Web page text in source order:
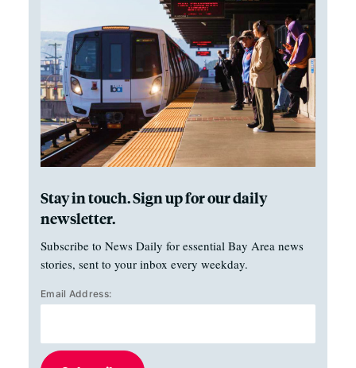
Stay in touch. Sign up for our daily
newsletter.
Subscribe to News Daily for essential Bay Area news
stories, sent to your inbox every weekday.
Email Address: